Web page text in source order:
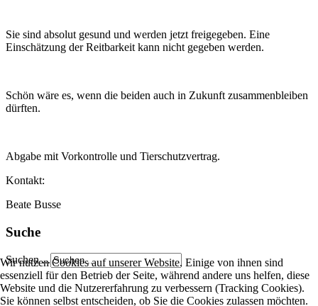
Sie sind absolut gesund und werden jetzt freigegeben. Eine
Einschätzung der Reitbarkeit kann nicht gegeben werden.
Schön wäre es, wenn die beiden auch in Zukunft zusammenbleiben
dürften.
Abgabe mit Vorkontrolle und Tierschutzvertrag.
Kontakt:
Beate Busse
Suche
Suchen ...
Wir nutzen Cookies auf unserer Website. Einige von ihnen sind
essenziell für den Betrieb der Seite, während andere uns helfen, diese
Website und die Nutzererfahrung zu verbessern (Tracking Cookies).
Sie können selbst entscheiden, ob Sie die Cookies zulassen möchten.